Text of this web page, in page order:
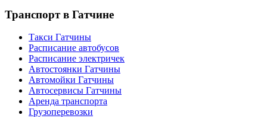
Транспортв Гатчине
Такси Гатчины
Расписание автобусов
Расписание электричек
Автостоянки Гатчины
Автомойки Гатчины
Автосервисы Гатчины
Аренда транспорта
Грузоперевозки